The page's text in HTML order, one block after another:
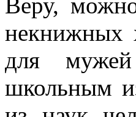
некнижных
для мужей
школьным